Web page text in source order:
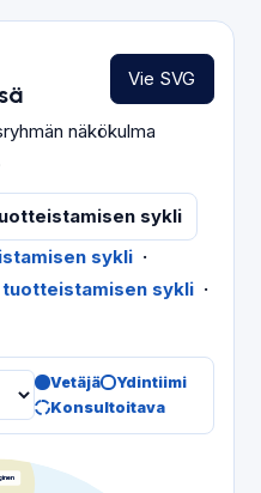
Vie SVG
näkökulma
sykli
sykli ·
sykli ·
Vetäjä
Ydintiimi
Konsultoitava